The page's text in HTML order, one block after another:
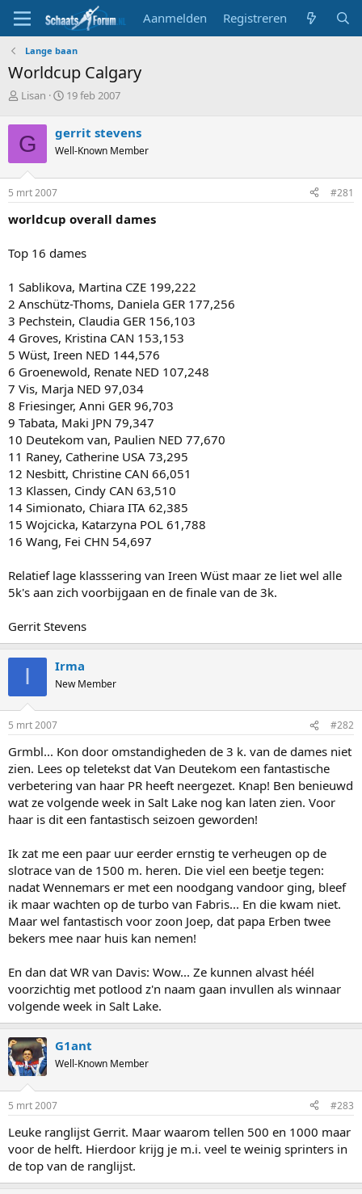
Aanmelden Registreren
Lange baan
Worldcup Calgary
T
p
i
c
s
t
a
t
r
Lisan
S
r
t
a
m
19 feb 2007
G gerrit stevens
Well-Known Member
5 mrt 2007 #281
worldcup overall dames
Top 16 dames
1 Sablikova, Martina CZE 199,222
2 Anschütz-Thoms, Daniela GER 177,256
3 Pechstein, Claudia GER 156,103
4 Groves, Kristina CAN 153,153
5 Wüst, Ireen NED 144,576
6 Groenewold, Renate NED 107,248
7 Vis, Marja NED 97,034
8 Friesinger, Anni GER 96,703
9 Tabata, Maki JPN 79,347
10 Deutekom van, Paulien NED 77,670
11 Raney, Catherine USA 73,295
12 Nesbitt, Christine CAN 66,051
13 Klassen, Cindy CAN 63,510
14 Simionato, Chiara ITA 62,385
15 Wojcicka, Katarzyna POL 61,788
16 Wang, Fei CHN 54,697
Relatief lage klasssering van Ireen Wüst maar ze liet wel alle
5k's aan zich voorbijgaan en de finale van de 3k.
Gerrit Stevens
I Irma
New Member
5 mrt 2007 #282
Grmbl... Kon door omstandigheden de 3 k. van de dames niet
zien. Lees op teletekst dat Van Deutekom een fantastische
verbetering van haar PR heeft neergezet. Knap! Ben benieuwd
wat ze volgende week in Salt Lake nog kan laten zien. Voor
haar is dit een fantastisch seizoen geworden!
Ik zat me een paar uur eerder ernstig te verheugen op de
slotrace van de 1500 m. heren. Die viel een beetje tegen:
nadat Wennemars er met een noodgang vandoor ging, bleef
ik maar wachten op de turbo van Fabris... En die kwam niet.
Maar wel fantastisch voor zoon Joep, dat papa Erben twee
bekers mee naar huis kan nemen!
En dan dat WR van Davis: Wow... Ze kunnen alvast héél
voorzichtig met potlood z'n naam gaan invullen als winnaar
volgende week in Salt Lake.
G1ant
Well-Known Member
5 mrt 2007 #283
Leuke ranglijst Gerrit. Maar waarom tellen 500 en 1000 maar
voor de helft. Hierdoor krijg je m.i. veel te weinig sprinters in
de top van de ranglijst.